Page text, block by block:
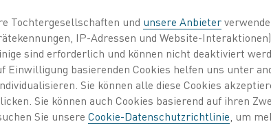
PRODUKT FINDEN NACH ÜBER UNS
Tochtergesellschaften und unsere Anbieter
IP-Adressen und Website-
sind erforderlich und können nicht deaktiviert
Einwilligung basierenden Cookies helfen uns unter
Sie können alle diese Cookies
Sie können auch Cookies basierend auf ihren
Sie unsere Cookie-Datenschutzrichtlinie , um